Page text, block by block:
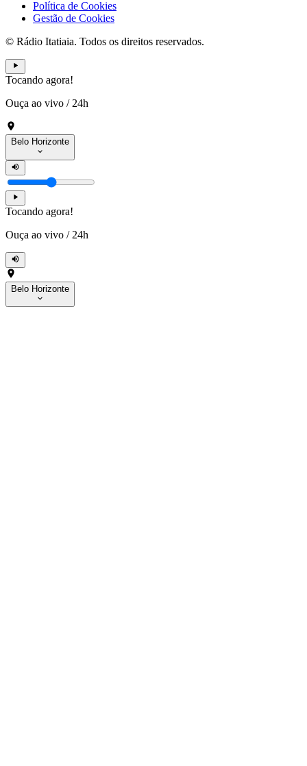
Política de Cookies
Gestão de Cookies
© Rádio Itatiaia. Todos os direitos reservados.
Tocando agora!
Ouça ao vivo / 24h
Belo Horizonte
Tocando agora!
Ouça ao vivo / 24h
Belo Horizonte